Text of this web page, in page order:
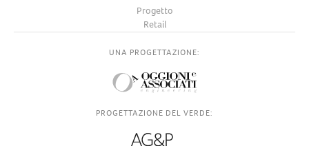
Progetto
Retail
UNA PROGETTAZIONE:
PROGETTAZIONE DEL VERDE: